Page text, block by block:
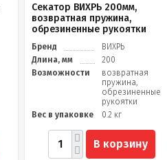
Секатор ВИХРЬ 200мм,
возвратная пружина,
обрезиненные рукоятки
Бренд
ВИХРЬ
Длина, мм
200
Возможности
возвратная
пружина,
обрезиненные
рукоятки
Вес в упаковке
0.2 кг
В корзину